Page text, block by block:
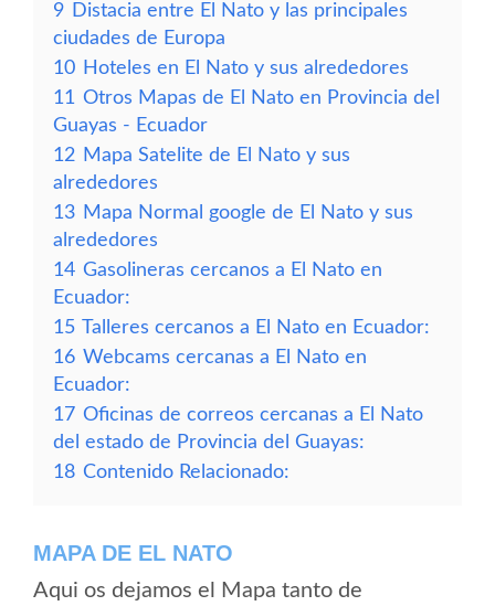
9 Distacia entre El Nato y las principales
ciudades de Europa
10 Hoteles en El Nato y sus alrededores
11 Otros Mapas de El Nato en Provincia del
Guayas - Ecuador
12 Mapa Satelite de El Nato y sus
alrededores
13 Mapa Normal google de El Nato y sus
alrededores
14 Gasolineras cercanos a El Nato en
Ecuador:
15 Talleres cercanos a El Nato en Ecuador:
16 Webcams cercanas a El Nato en
Ecuador:
17 Oficinas de correos cercanas a El Nato
del estado de Provincia del Guayas:
18 Contenido Relacionado:
MAPA DE EL NATO
Aqui os dejamos el Mapa tanto de